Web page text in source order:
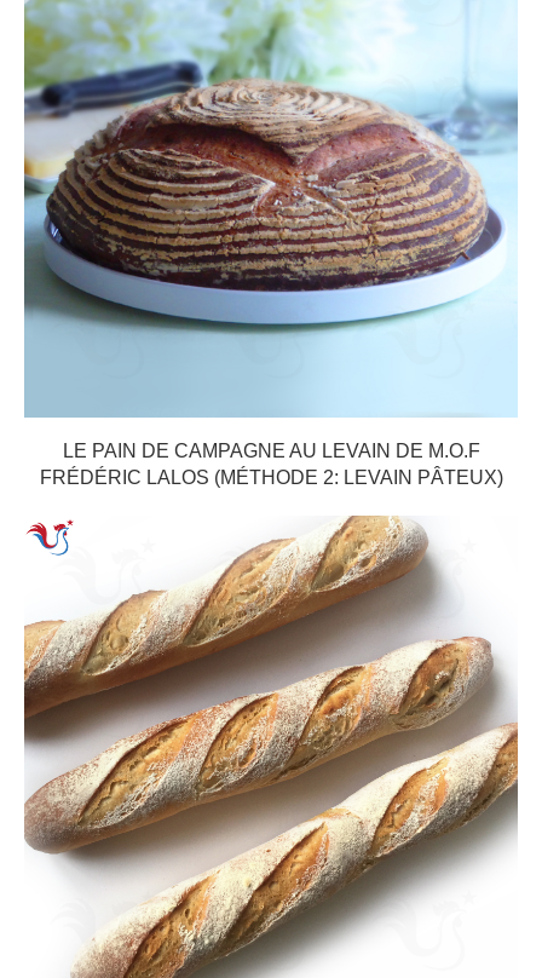
LE PAIN DE CAMPAGNE AU LEVAIN DE M.O.F
FRÉDÉRIC LALOS (MÉTHODE 2: LEVAIN PÂTEUX)